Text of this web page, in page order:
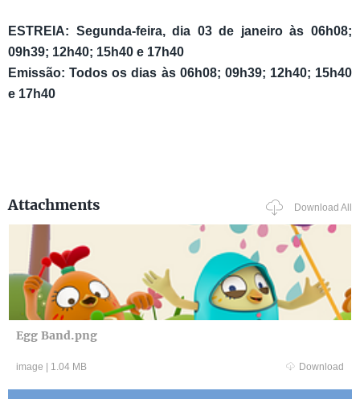
ESTREIA: Segunda-feira, dia 03 de janeiro às 06h08;
09h39; 12h40; 15h40 e 17h40
​Emissão: Todos os dias às 06h08; 09h39; 12h40; 15h40
e 17h40
Attachments Download All
Egg Band.png
image | 1.04 MB Download